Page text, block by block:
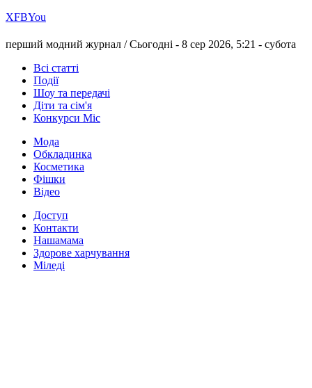
ХFBYou
перший модний журнал /Сьогодні - 8 сер 2026, 5:21 - субота
Всі статті
Події
Шоу та передачі
Діти та сім'я
Конкурси Міс
Мода
Обкладинка
Косметика
Фішки
Відео
Доступ
Контакти
Нашамама
Здорове харчування
Міледі